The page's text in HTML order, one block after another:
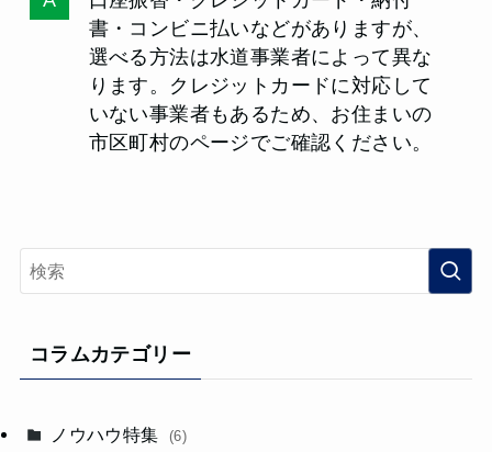
書・コンビニ払いなどがありますが、
選べる方法は水道事業者によって異な
ります。クレジットカードに対応して
いない事業者もあるため、お住まいの
市区町村のページでご確認ください。
コラムカテゴリー
ノウハウ特集 (6)